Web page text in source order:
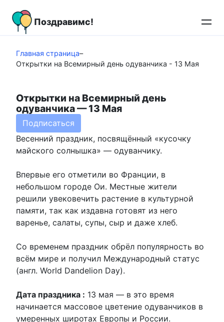
контенту
Поздравимс!
Главная страница–
Открытки на Всемирный день одуванчика - 13 Мая
Открытки на Всемирный день
одуванчика — 13 Мая
Подписаться
Весенний праздник, посвящённый «кусочку
майского солнышка» — одуванчику.
Впервые его отметили во Франции, в
небольшом городе Ои. Местные жители
решили увековечить растение в культурной
памяти, так как издавна готовят из него
варенье, салаты, супы, сыр и даже хлеб.
Со временем праздник обрёл популярность во
всём мире и получил Международный статус
(англ. World Dandelion Day).
Дата праздника : 13 мая — в это время
начинается массовое цветение одуванчиков в
умеренных широтах Европы и России.